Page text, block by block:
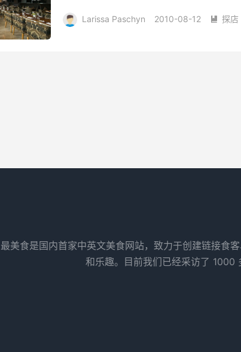
Larissa Paschyn 2010-08-12  探店
最美食是国内首家中英文美食网站，致力于创建链接食
和乐趣。目前我们已经采访了 1000